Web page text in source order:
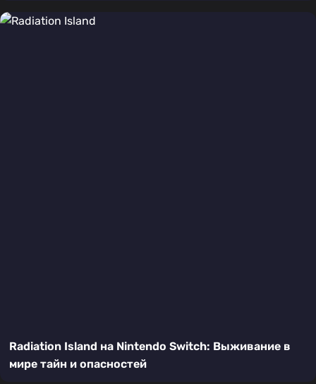
Radiation Island на Nintendo Switch: Выживание в
мире тайн и опасностей